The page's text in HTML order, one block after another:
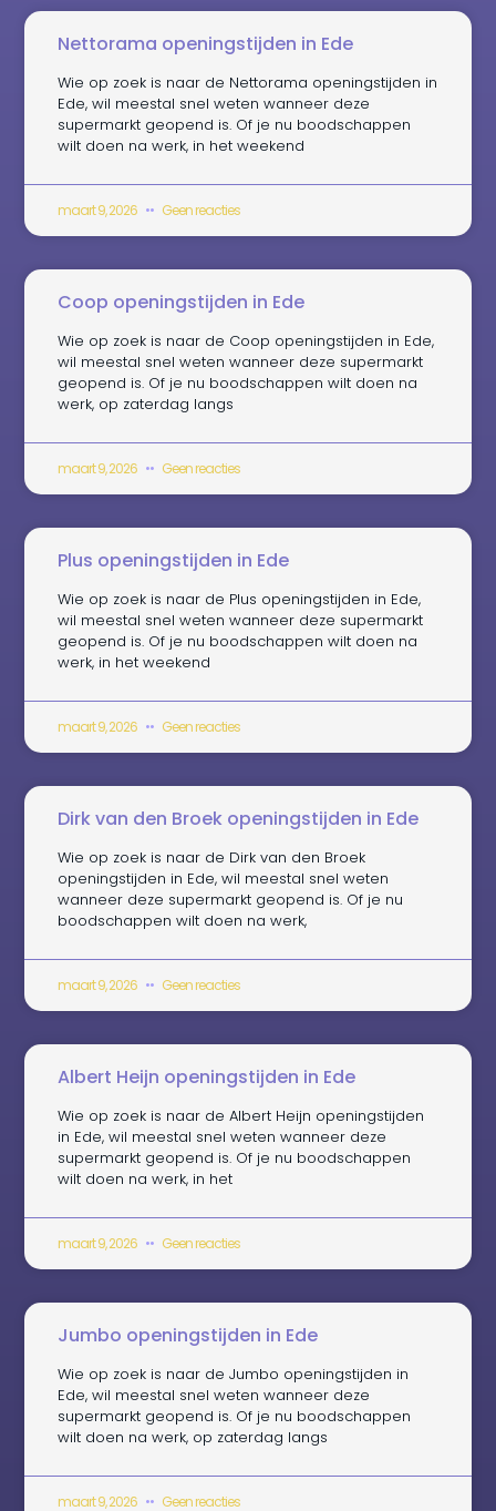
Nettorama openingstijden in Ede
Wie op zoek is naar de Nettorama openingstijden in
Ede, wil meestal snel weten wanneer deze
supermarkt geopend is. Of je nu boodschappen
wilt doen na werk, in het weekend
maart 9, 2026 Geen reacties
Coop openingstijden in Ede
Wie op zoek is naar de Coop openingstijden in Ede,
wil meestal snel weten wanneer deze supermarkt
geopend is. Of je nu boodschappen wilt doen na
werk, op zaterdag langs
maart 9, 2026 Geen reacties
Plus openingstijden in Ede
Wie op zoek is naar de Plus openingstijden in Ede,
wil meestal snel weten wanneer deze supermarkt
geopend is. Of je nu boodschappen wilt doen na
werk, in het weekend
maart 9, 2026 Geen reacties
Dirk van den Broek openingstijden in Ede
Wie op zoek is naar de Dirk van den Broek
openingstijden in Ede, wil meestal snel weten
wanneer deze supermarkt geopend is. Of je nu
boodschappen wilt doen na werk,
maart 9, 2026 Geen reacties
Albert Heijn openingstijden in Ede
Wie op zoek is naar de Albert Heijn openingstijden
in Ede, wil meestal snel weten wanneer deze
supermarkt geopend is. Of je nu boodschappen
wilt doen na werk, in het
maart 9, 2026 Geen reacties
Jumbo openingstijden in Ede
Wie op zoek is naar de Jumbo openingstijden in
Ede, wil meestal snel weten wanneer deze
supermarkt geopend is. Of je nu boodschappen
wilt doen na werk, op zaterdag langs
maart 9, 2026 Geen reacties